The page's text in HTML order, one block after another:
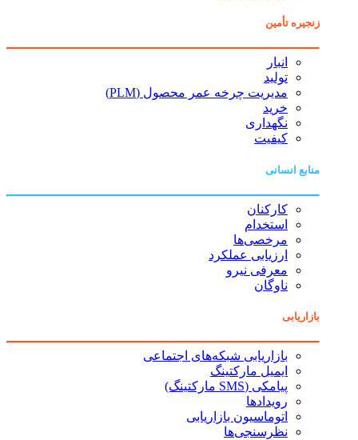
زنجیره تأمین
انبار
تولید
مدیریت چرخه عمر محصول (PLM)
خرید
نگهداری
کیفیت
منابع انسانی
کارکنان
استخدام
مرخصی‌ها
ارزیابی عملکرد
معرفی نیرو
ناوگان
بازاریابی
بازاریابی شبکه‌های اجتماعی
ایمیل مارکتینگ
پیامکی (SMS مارکتینگ)
رویدادها
اتوماسیون بازاریابی
نظرسنجی‌ها